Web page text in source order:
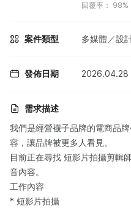
回覆率： 98%
案件類型 多媒體／設
發佈日期 2026.04.28
需求描述
我們是經營襪子品牌的電商品
容，讓品牌被更多人看見。
目前正在尋找 短影片拍攝剪輯
音內容。
工作內容
* 短影片拍攝